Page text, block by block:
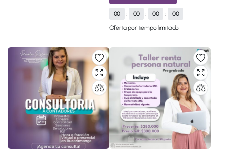
00 : 00 : 00 :
00
Oferta por tiempo limitado